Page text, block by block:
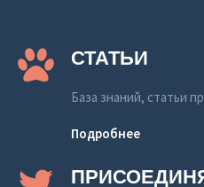
СТАТЬИ
База знаний, статьи
Подробнее